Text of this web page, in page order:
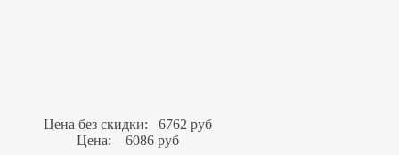
Цена без скидки:
6762 руб
Цена:
6086 руб